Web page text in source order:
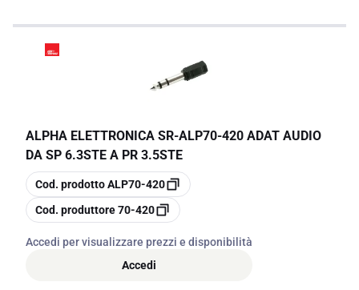
ALPHA ELETTRONICA SR-ALP70-420 ADAT AUDIO
DA SP 6.3STE A PR 3.5STE
copia
Cod. prodottoALP70-420
copia
Cod. produttore70-420
Accedi per visualizzare prezzi e disponibilità
Accedi